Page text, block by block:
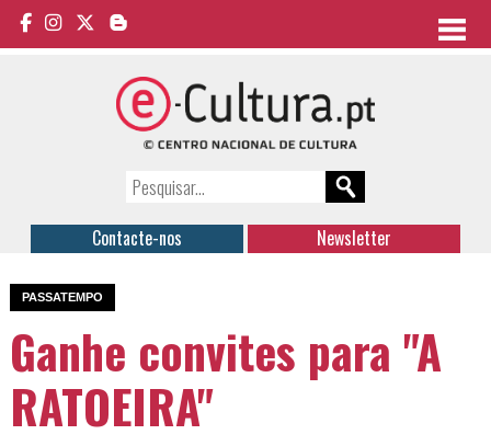
Contacte-nos Newsletter
PASSATEMPO
Ganhe convites para "A
RATOEIRA"